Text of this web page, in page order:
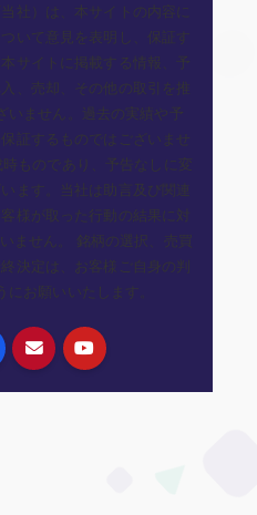
社）は、本サイトの内容に
いて意見を表明し、保証す
サイトに掲載する情報、予
、売却、その他の取引を推
いません。過去の実績や予
証するものではございませ
ものであり、予告なしに変
ます。当社は助言及び関連
様が取った行動の結果に対
ません。 銘柄の選択、売買
決定は、お客様ご自身の判
お願いいたします。